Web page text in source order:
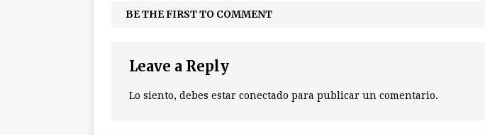
BE THE FIRST TO COMMENT
Leave a Reply
Lo siento, debes estar conectado para publicar un comentario.